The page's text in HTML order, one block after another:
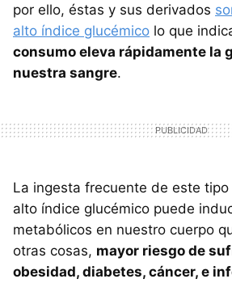
por ello, éstas y sus derivados
alto índice glucémico lo que
consumo eleva rápidamente la
nuestra sangre.
La ingesta frecuente de este
alto índice glucémico puede
metabólicos en nuestro cuerpo
otras cosas, mayor riesgo de
obesidad, diabetes, cáncer, e